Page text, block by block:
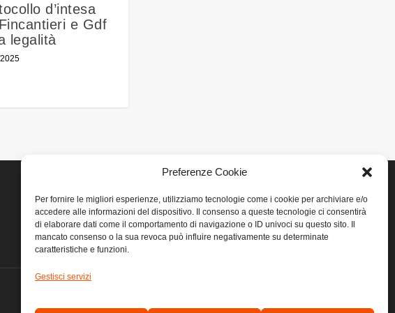
Preferenze Cookie
Per fornire le migliori esperienze, utilizziamo tecnologie come i cookie per archiviare e/o
accedere alle informazioni del dispositivo. Il consenso a queste tecnologie ci consentirà
di elaborare dati come il comportamento di navigazione o ID univoci su questo sito. Il
mancato consenso o la sua revoca può influire negativamente su determinate
caratteristiche e funzioni.
Gestisci servizi
d’intesa
e Gdf
legalità
LINK UTILI
Home